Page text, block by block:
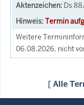
Ds
Termin
Weitere
06.08.2026, nicht
[Alle